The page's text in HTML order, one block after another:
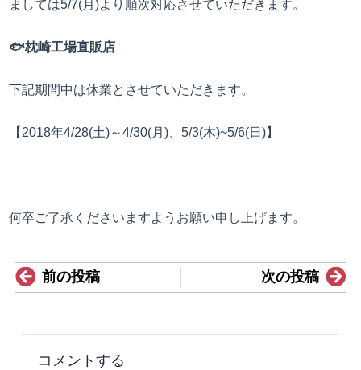
ましては5/7(月)より順次対応させていただきます。
🐟枕崎工場直販店
下記期間中は休業とさせていただきます。
【2018年4/28(土)～4/30(月)、5/3(木)~5/6(日)】
何卒ご了承くださいますようお願い申し上げます。
Prev
前の投稿 次の投稿
コメントする